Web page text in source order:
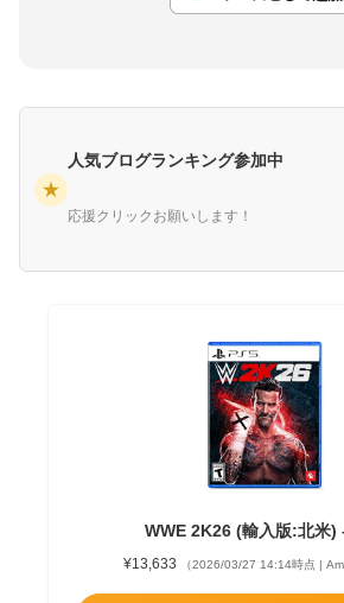
★
人気ブログランキング参加中
応援クリックお願いします！
WWE 2K26 (輸入版:北米)
¥13,633 （2026/03/27 14:14時点 |